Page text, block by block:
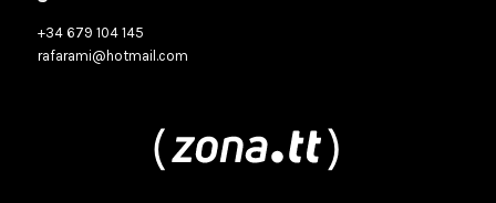
+34 679 104 145
rafarami@hotmail.com